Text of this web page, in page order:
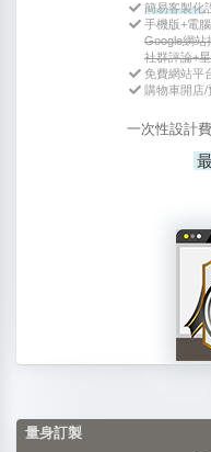
簡易客製化
手機版+電
Google網站
社群評論+
免費網站平
購物車開店
一次性設計
量身訂製